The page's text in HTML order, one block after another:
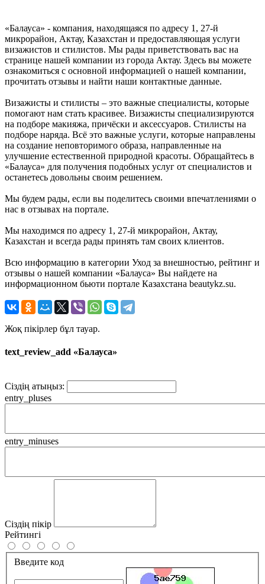
«Балауса» - компания, находящаяся по адресу 1, 27-й
микрорайон, Актау, Казахстан и предоставляющая услуги
визажистов и стилистов. Мы рады приветствовать вас на
странице нашей компании из города Актау. Здесь вы можете
ознакомиться с основной информацией о нашей компании,
прочитать отзывы и найти наши контактные данные.
Визажисты и стилисты – это важные специалисты, которые
помогают нам стать красивее. Визажисты специализируются
на подборе макияжа, причёски и аксессуаров. Стилисты на
подборе наряда. Всё это важные услуги, которые направлены
на создание неповторимого образа, направленные на
улучшение естественной природной красоты. Обращайтесь в
«Балауса» для получения подобных услуг от специалистов и
останетесь довольны своим решением.
Мы будем рады, если вы поделитесь своими впечатлениями о
нас в отзывах на портале.
Мы находимся по адресу 1, 27-й микрорайон, Актау,
Казахстан и всегда рады принять там своих клиентов.
Всю информацию в категории Уход за внешностью, рейтинг и
отзывы о нашей компании «Балауса» Вы найдете на
информационном бьюти портале Казахстана beautykz.su.
Жоқ пікірлер бұл тауар.
text_review_add «Балауса»
Сіздің атыңыз:
entry_pluses
entry_minuses
Сіздің пікір
Рейтингі
Введите код